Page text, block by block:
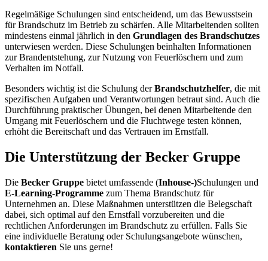
Regelmäßige Schulungen sind entscheidend, um das Bewusstsein
für Brandschutz im Betrieb zu schärfen. Alle Mitarbeitenden sollten
mindestens einmal jährlich in den Grundlagen des Brandschutzes
unterwiesen werden. Diese Schulungen beinhalten Informationen
zur Brandentstehung, zur Nutzung von Feuerlöschern und zum
Verhalten im Notfall.
Besonders wichtig ist die Schulung derBrandschutzhelfer, die mit
spezifischen Aufgaben und Verantwortungen betraut sind. Auch die
Durchführung praktischer Übungen, bei denen Mitarbeitende den
Umgang mit Feuerlöschern und die Fluchtwege testen können,
erhöht die Bereitschaft und das Vertrauen im Ernstfall.
Die Unterstützung der Becker Gruppe
Die Becker Gruppe bietet umfassende (Inhouse-)Schulungen und
E-Learning-Programme zum Thema Brandschutz für
Unternehmen an. Diese Maßnahmen unterstützen die Belegschaft
dabei, sich optimal auf den Ernstfall vorzubereiten und die
rechtlichen Anforderungen im Brandschutz zu erfüllen. Falls Sie
eine individuelle Beratung oder Schulungsangebote wünschen,
kontaktieren Sie uns gerne!